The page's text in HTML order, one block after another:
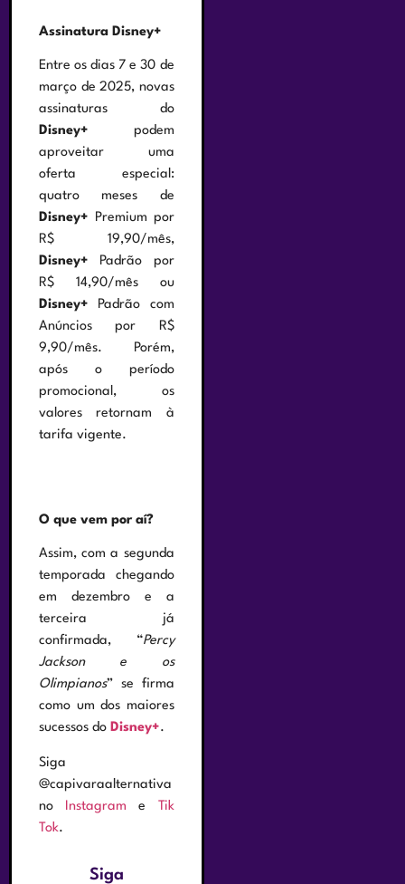
Assinatura Disney+
Entre os dias 7 e 30 de
março de 2025, novas
assinaturas do
Disney+ podem
aproveitar uma
oferta especial:
quatro meses de
Disney+ Premium por
R$ 19,90/mês,
Disney+ Padrão por
R$ 14,90/mês ou
Disney+ Padrão com
Anúncios por R$
9,90/mês. Porém,
após o período
promocional, os
valores retornam à
tarifa vigente.
O que vem por aí?
Assim, com a segunda
temporada chegando
em dezembro e a
terceira já
confirmada, “Percy
Jackson e os
Olimpianos” se firma
como um dos maiores
sucessos do Disney+.
Siga
@capivaraalternativa
no
Instagrame Tik
Tok.
Siga